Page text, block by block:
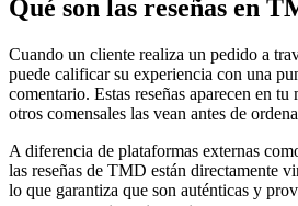
Qué son las reseñas en
Cuando un cliente realiza un pedido a
puede calificar su experiencia con una
comentario. Estas reseñas aparecen en
otros comensales las vean antes de
A diferencia de plataformas externas
las reseñas de TMD están directamente
lo que garantiza que son auténticas y